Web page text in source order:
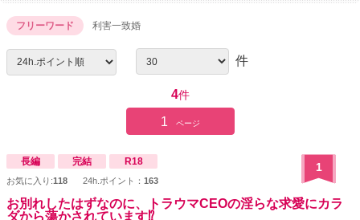
フリーワード 利害一致婚
件
4件
1 ページ
長編 完結 R18
お気に入り:118 24h.ポイント： 163
1
お別れしたはずなのに、トラウマCEOの淫らな求愛にカラ
ダから蕩かされています⁉︎